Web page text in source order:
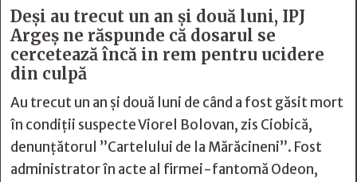
Deși au trecut un an și două luni, IPJ
Argeș ne răspunde că dosarul se
cercetează încă in rem pentru ucidere
din culpă
Au trecut un an și două luni de când a fost găsit mort
în condiții suspecte Viorel Bolovan, zis Ciobică,
denunțătorul ”Cartelului de la Mărăcineni”. Fost
administrator în acte al firmei-fantomă Odeon,